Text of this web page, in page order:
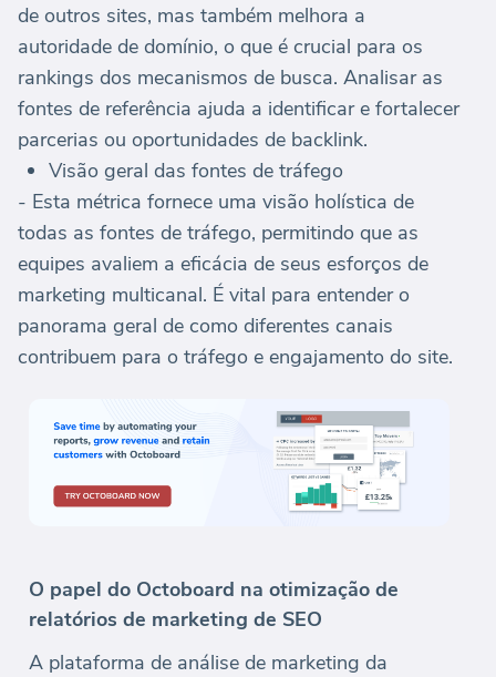
de outros sites, mas também melhora a
autoridade de domínio, o que é crucial para os
rankings dos mecanismos de busca. Analisar as
fontes de referência ajuda a identificar e fortalecer
parcerias ou oportunidades de backlink.
Visão geral das fontes de tráfego
- Esta métrica fornece uma visão holística de
todas as fontes de tráfego, permitindo que as
equipes avaliem a eficácia de seus esforços de
marketing multicanal. É vital para entender o
panorama geral de como diferentes canais
contribuem para o tráfego e engajamento do site.
O papel do Octoboard na otimização de
relatórios de marketing de SEO
A plataforma de análise de marketing da